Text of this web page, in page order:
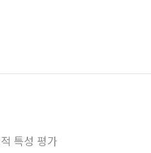
특성 평가